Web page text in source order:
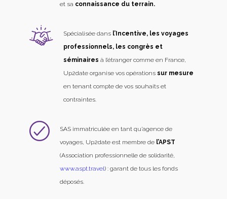
et sa connaissance du terrain.
Spécialisée dans l’Incentive, les voyages
professionnels, les congrès et
séminaires à l’étranger comme en France,
Up2date organise vos opérations sur mesure
en tenant compte de vos souhaits et
contraintes.
SAS immatriculée en tant qu’agence de
voyages, Up2date est membre de l’APST
(Association professionnelle de solidarité,
www.aspt.travel) : garant de tous les fonds
déposés.